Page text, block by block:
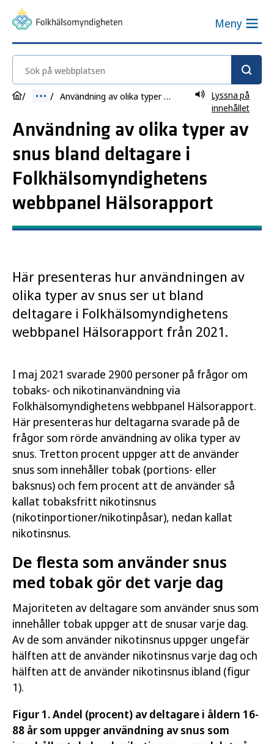
Meny
Sök på webbplatsen
Användning av olika typer av snus bland deltagare i Folkhälsomyndighetens webbpanel Hälsorapport
Lyssna på
innehållet
Användning av olika typer av
snus bland deltagare i
Folkhälsomyndighetens
webbpanel Hälsorapport
Här presenteras hur användningen av
olika typer av snus ser ut bland
deltagare i Folkhälsomyndighetens
webbpanel Hälsorapport från 2021.
I maj 2021 svarade 2900 personer på frågor om
tobaks- och nikotinanvändning via
Folkhälsomyndighetens webbpanel Hälsorapport.
Här presenteras hur deltagarna svarade på de
frågor som rörde användning av olika typer av
snus. Tretton procent uppger att de använder
snus som innehåller tobak (portions- eller
baksnus) och fem procent att de använder så
kallat tobaksfritt nikotinsnus
(nikotinportioner/nikotinpåsar), nedan kallat
nikotinsnus.
De flesta som använder snus
med tobak gör det varje dag
Majoriteten av deltagare som använder snus som
innehåller tobak uppger att de snusar varje dag.
Av de som använder nikotinsnus uppger ungefär
hälften att de använder nikotinsnus varje dag och
hälften att de använder nikotinsnus ibland (figur
1).
Figur 1. Andel (procent) av deltagare i åldern 16-
88 år som uppger användning av snus som